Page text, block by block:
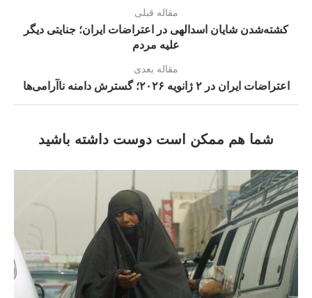
مقاله قبلی
کشته‌شدن شایان اسدالهی در اعتراضات ایران؛ جنایتی دیگر
علیه مردم
مقاله بعدی
اعتراضات ایران در ۲ ژانویه ۲۰۲۶؛ گسترش دامنه ناآرامی‌ها
شما هم ممکن است دوست داشته باشید